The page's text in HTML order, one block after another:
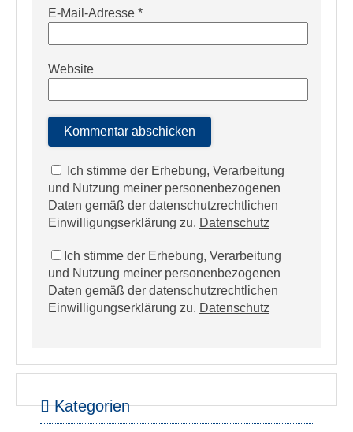
E-Mail-Adresse *
Website
Ich stimme der Erhebung, Verarbeitung
und Nutzung meiner personenbezogenen
Daten gemäß der datenschutzrechtlichen
Einwilligungserklärung zu. Datenschutz
Ich stimme der Erhebung, Verarbeitung
und Nutzung meiner personenbezogenen
Daten gemäß der datenschutzrechtlichen
Einwilligungserklärung zu. Datenschutz
Kategorien